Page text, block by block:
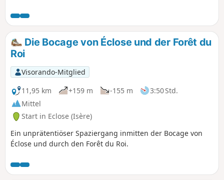
Die Bocage von Éclose und der Forêt du
Roi
Visorando-Mitglied
11,95 km
+159 m -155 m
3:50 Std.
Mittel
Start in Eclose (Isère)
Ein unprätentiöser Spaziergang inmitten der Bocage von
Éclose und durch den Forêt du Roi.